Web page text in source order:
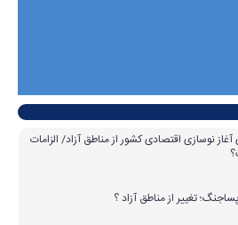
آغاز نوسازی اقتصادی کشور از مناطق آزاد/ الزامات
تغییر از مناطق آزاد ؟